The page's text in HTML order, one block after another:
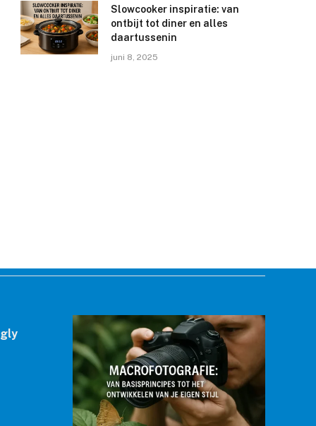
Slowcooker inspiratie: van
ontbijt tot diner en alles
daartussenin
juni 8, 2025